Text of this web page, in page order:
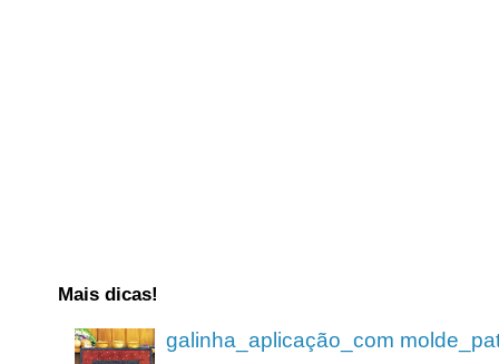
Mais dicas!
galinha_aplicação_com